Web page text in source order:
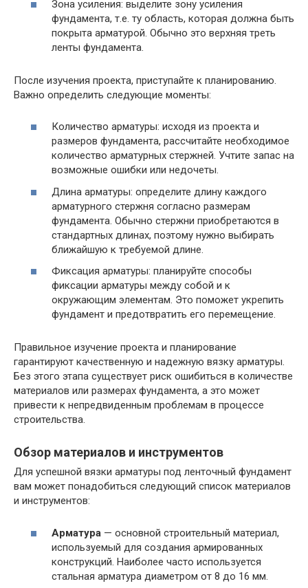
Зона усиления: выделите зону усиления
фундамента, т.е. ту область, которая должна быть
покрыта арматурой. Обычно это верхняя треть
ленты фундамента.
После изучения проекта, приступайте к планированию.
Важно определить следующие моменты:
Количество арматуры: исходя из проекта и
размеров фундамента, рассчитайте необходимое
количество арматурных стержней. Учтите запас на
возможные ошибки или недочеты.
Длина арматуры: определите длину каждого
арматурного стержня согласно размерам
фундамента. Обычно стержни приобретаются в
стандартных длинах, поэтому нужно выбирать
ближайшую к требуемой длине.
Фиксация арматуры: планируйте способы
фиксации арматуры между собой и к
окружающим элементам. Это поможет укрепить
фундамент и предотвратить его перемещение.
Правильное изучение проекта и планирование
гарантируют качественную и надежную вязку арматуры.
Без этого этапа существует риск ошибиться в количестве
материалов или размерах фундамента, а это может
привести к непредвиденным проблемам в процессе
строительства.
Обзор материалов и инструментов
Для успешной вязки арматуры под ленточный фундамент
вам может понадобиться следующий список материалов
и инструментов:
Арматура — основной строительный материал,
используемый для создания армированных
конструкций. Наиболее часто используется
стальная арматура диаметром от 8 до 16 мм.